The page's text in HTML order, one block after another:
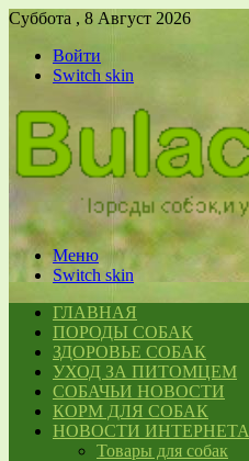
Суббота , 8 Август 2026
Войти
Switch skin
Меню
Switch skin
ГЛАВНАЯ
ПОРОДЫ СОБАК
ЗДОРОВЬЕ СОБАК
УХОД ЗА ПИТОМЦЕМ
СОБАЧЬИ НОВОСТИ
КОРМ ДЛЯ СОБАК
НОВОСТИ ИНТЕРНЕТА
Товары для собак